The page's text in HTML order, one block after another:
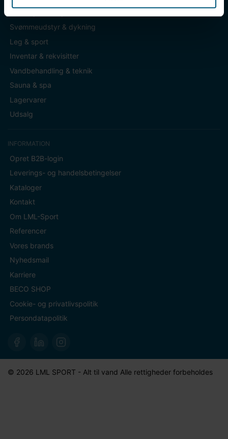
Svømmeudstyr & dykning
Leg & sport
Inventar & rekvisitter
Vandbehandling & teknik
Sauna & spa
Lagervarer
Udsalg
INFORMATION
Opret B2B-login
Leverings- og handelsbetingelser
Kataloger
Kontakt
Om LML-Sport
Referencer
Vores brands
Nyhedsmail
Karriere
BECO SHOP
Cookie- og privatlivspolitik
Persondatapolitik
© 2026 LML SPORT - Alt til vand Alle rettigheder forbeholdes